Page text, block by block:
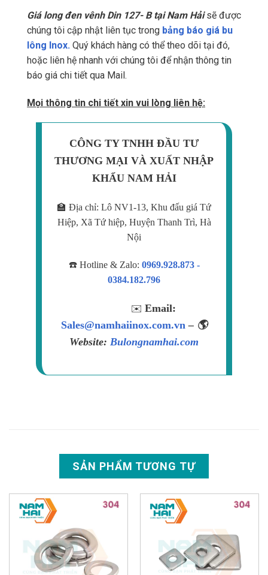
Giá long đen vênh Din 127- B tại Nam Hảisẽ được
chúng tôi cập nhật liên tục trong bảng báo giá bu
lông Inox. Quý khách hàng có thể theo dõi tại đó,
hoặc liên hệ nhanh với chúng tôi để nhận thông tin
báo giá chi tiết qua Mail.
Mọi thông tin chi tiết xin vui lòng liên hệ:
CÔNG TY TNHH ĐẦU TƯ
THƯƠNG MẠI VÀ XUẤT NHẬP
KHẨU NAM HẢI
🏫 Địa chỉ: Lô NV1-13, Khu đấu giá Tứ
Hiệp, Xã Tứ hiệp, Huyện Thanh Trì, Hà
Nội
☎️ Hotline & Zalo: 0969.928.873 -
0384.182.796
✉️ Email:
Sales@namhaiinox.com.vn – 🌎
Website: Bulongnamhai.com
SẢN PHẨM TƯƠNG TỰ